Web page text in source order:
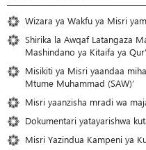
Wizara ya Wakfu ya Misri
Shirika la Awqaf Latangaza
Mashindano ya Kitaifa ya
Misikiti ya Misri yaandaa
Mtume Muhammad (SAW)’
Misri yaanzisha mradi wa
Dokumentari yatayarishwa
Misri Yazindua Kampeni ya